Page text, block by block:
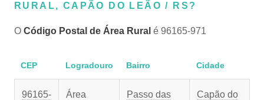
RURAL, CAPÃO DO LEÃO / RS?
O Código Postal de Área Rural é 96165-971
CEP Logradouro Bairro Cidade
96165-
Área
Passo das
Capão do